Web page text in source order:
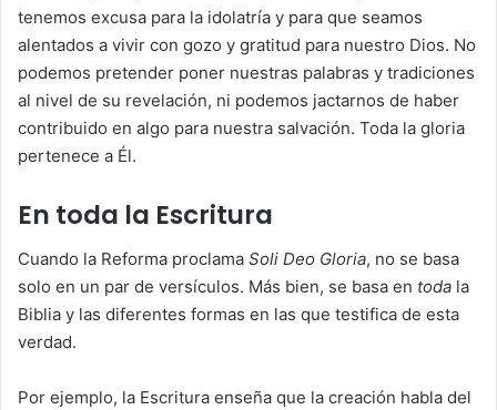
tenemos excusa para la idolatría y para que seamos
alentados a vivir con gozo y gratitud para nuestro Dios. No
podemos pretender poner nuestras palabras y tradiciones
al nivel de su revelación, ni podemos jactarnos de haber
contribuido en algo para nuestra salvación. Toda la gloria
pertenece a Él.
En toda la Escritura
Cuando la Reforma proclama Soli Deo Gloria, no se basa
solo en un par de versículos. Más bien, se basa en toda la
Biblia y las diferentes formas en las que testifica de esta
verdad.
Por ejemplo, la Escritura enseña que la creación habla del